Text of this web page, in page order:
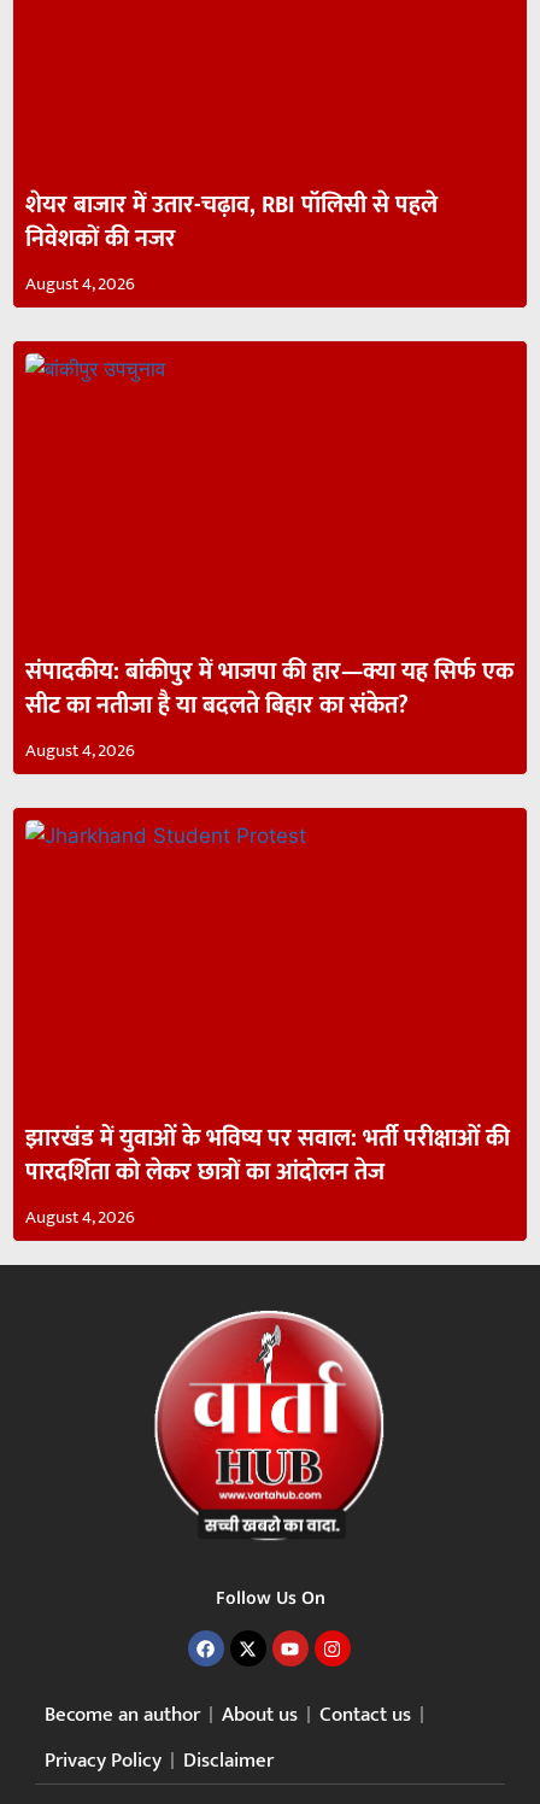
शेयर बाजार में उतार-चढ़ाव, RBI पॉलिसी से पहले
निवेशकों की नजर
August 4, 2026
संपादकीय: बांकीपुर में भाजपा की हार—क्या यह सिर्फ एक
सीट का नतीजा है या बदलते बिहार का संकेत?
August 4, 2026
झारखंड में युवाओं के भविष्य पर सवाल: भर्ती परीक्षाओं की
पारदर्शिता को लेकर छात्रों का आंदोलन तेज
August 4, 2026
Follow Us On
Become an author About us
Contact us
Privacy Policy
Disclaimer